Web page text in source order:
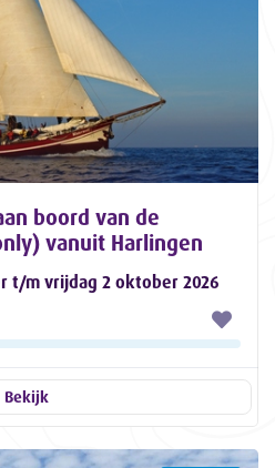
boord van de
vanuit Harlingen
t/m vrijdag 2 oktober 2026
Bekijk